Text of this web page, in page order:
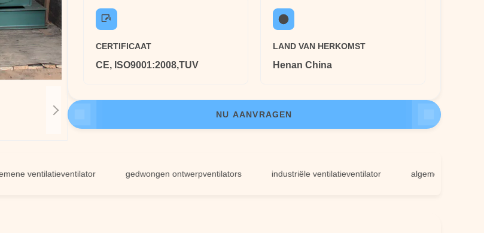
CERTIFICAAT
CE, ISO9001:2008,TUV
LAND VAN HERKOMST
Henan China
NU AANVRAGEN
ventilatieventilator gedwongen ontwerpventilators industriële ventilatieventilator algemene